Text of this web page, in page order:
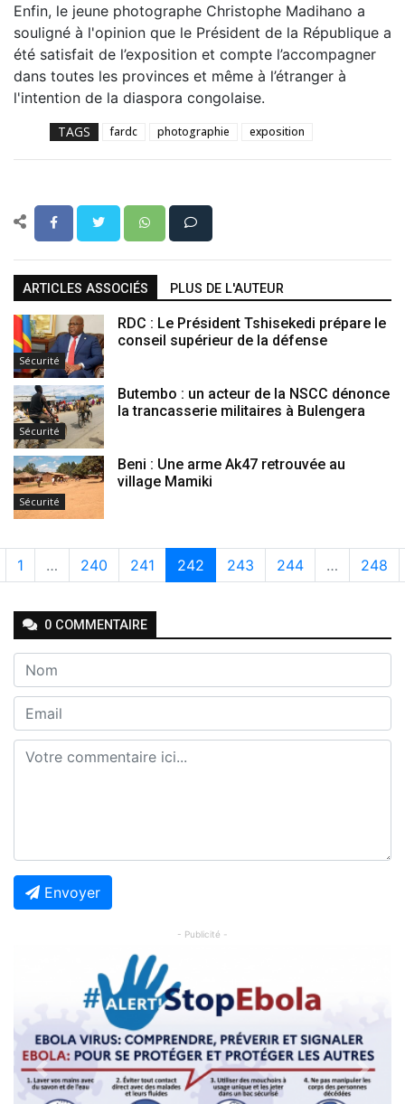
Enfin, le jeune photographe Christophe Madihano a
souligné à l'opinion que le Président de la République a
été satisfait de l’exposition et compte l’accompagner
dans toutes les provinces et même à l’étranger à
l'intention de la diaspora congolaise.
TAGS fardc photographie exposition
ARTICLES ASSOCIÉS PLUS DE L'AUTEUR
Sécurité
RDC : Le Président Tshisekedi prépare le
conseil supérieur de la défense
Sécurité
Butembo : un acteur de la NSCC dénonce
la trancasserie militaires à Bulengera
Sécurité
Beni : Une arme Ak47 retrouvée au
village Mamiki
1 … 240 241 242 243 244 … 248
0 COMMENTAIRE
Envoyer
- Publicité -
Previous Next